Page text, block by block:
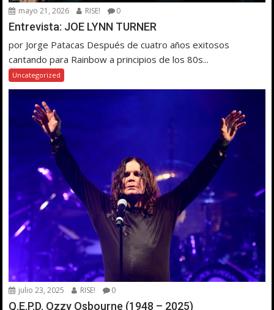
mayo 21, 2026 RISE! 0
Entrevista: JOE LYNN TURNER
por Jorge Patacas Después de cuatro años exitosos
cantando para Rainbow a principios de los 80s...
Uncategorized
julio 23, 2025 RISE! 0
Q.E.P.D. Ozzy Osbourne (1948 – 2025)